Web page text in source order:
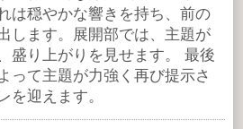
は穏やかな響きを持ち、前の
します。展開部では、主題が
盛り上がりを見せます。 最後
って主題が力強く再び提示さ
を迎えます。